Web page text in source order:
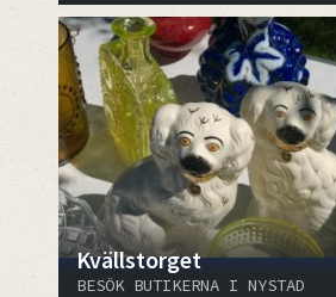
Kvällstorget
BESÖK BUTIKERNA I NYSTAD